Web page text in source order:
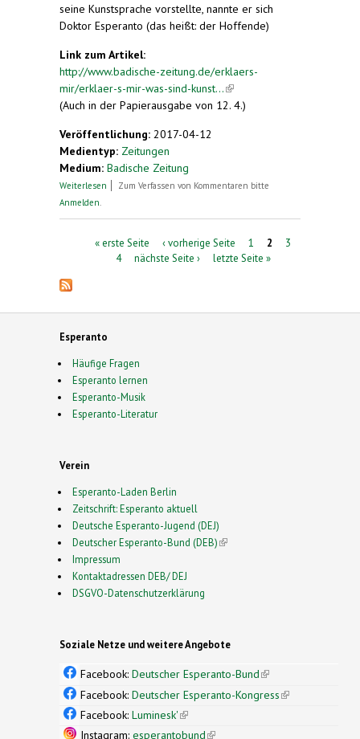
seine Kunstsprache vorstellte, nannte er sich
Doktor Esperanto (das heißt: der Hoffende)
Link zum Artikel:
http://www.badische-zeitung.de/erklaers-
mir/erklaer-s-mir-was-sind-kunst...(link is external)
(Auch in der Papierausgabe von 12. 4.)
Veröffentlichung: 2017-04-12
Medientyp: Zeitungen
Medium: Badische Zeitung
Weiterlesen über Erklär's mir: Was sind Kunstsprachen?
Zum Verfassen von Kommentaren bitte
Anmelden
Seiten« erste Seite ‹ vorherige Seite 1 2
3
4
nächste Seite › letzte Seite »
Esperanto
Häufige Fragen
Esperanto lernen
Esperanto-Musik
Esperanto-Literatur
Verein
Esperanto-Laden Berlin
Zeitschrift: Esperanto aktuell
Deutsche Esperanto-Jugend (DEJ)
Deutscher Esperanto-Bund (DEB)(link is external)
Impressum
Kontaktadressen DEB/ DEJ
DSGVO-Datenschutzerklärung
Soziale Netze und weitere Angebote
Facebook: Deutscher Esperanto-Bund(link is
external)
Facebook: Deutscher Esperanto-Kongress(link is
Facebook: Luminesk'(link is external)
Instagram: esperantobund(link is external)